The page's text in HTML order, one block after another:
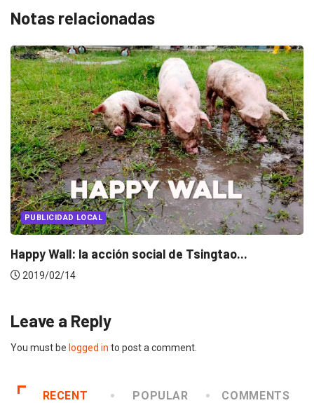
Notas relacionadas
PUBLICIDAD LOCAL
Happy Wall: la acción social de Tsingtao...
2019/02/14
Leave a Reply
You must be logged in to post a comment.
RECENT POPULAR COMMENTS